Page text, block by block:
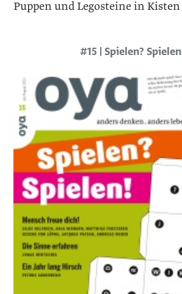
Puppen und Legosteine in Kisten
#15 | Spielen?